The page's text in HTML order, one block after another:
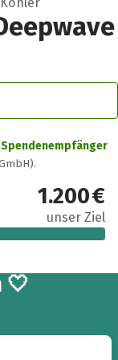
Spendenempfänger
1.200 €
unser Ziel
🤍